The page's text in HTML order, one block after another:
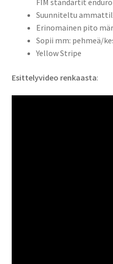
Suunniteltu
Erinomainen pito
Sopii mm: pehmeä/
Yellow Stripe
Esittelyvideo renkaasta: